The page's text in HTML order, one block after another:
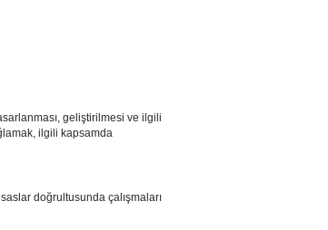
geliştirilmesi ve ilgili
ilgili kapsamda
doğrultusunda çalışmaları